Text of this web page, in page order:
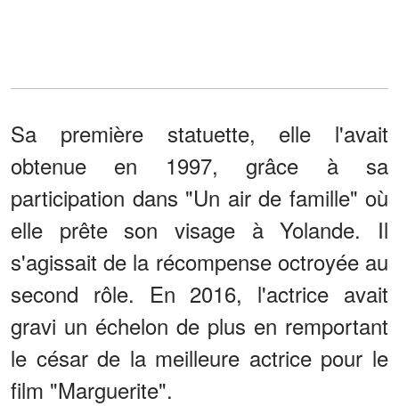
Sa première statuette, elle l'avait
obtenue en 1997, grâce à sa
participation dans "Un air de famille" où
elle prête son visage à Yolande. Il
s'agissait de la récompense octroyée au
second rôle. En 2016, l'actrice avait
gravi un échelon de plus en remportant
le césar de la meilleure actrice pour le
film "Marguerite".